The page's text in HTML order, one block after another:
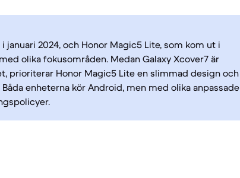
januari 2024, och Honor Magic5 Lite, som kom ut i
olika fokusområden. Medan Galaxy Xcover7 är
prioriterar Honor Magic5 Lite en slimmad design och
enheterna kör Android, men med olika anpassade